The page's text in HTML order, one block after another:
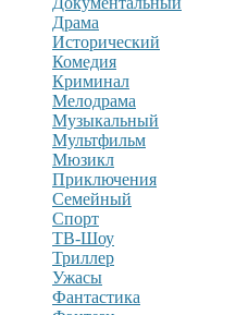
Драма
Исторический
Комедия
Криминал
Мелодрама
Музыкальный
Мультфильм
Мюзикл
Приключения
Семейный
Спорт
ТВ-Шоу
Триллер
Ужасы
Фантастика